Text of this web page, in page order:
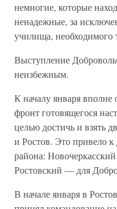
немногие, которые
ненадежные, за
училища, необходимого
Выступление
неизбежным.
К началу января вполне
фронт готовящегося
целью достичь и взять
и Ростов. Это привело
района:
Ростовский — для
В начале января в